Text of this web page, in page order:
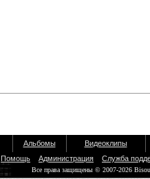
Альбомы
Видеоклипы
Помощь Администрация Служба
Все права защищены © 2007-2026